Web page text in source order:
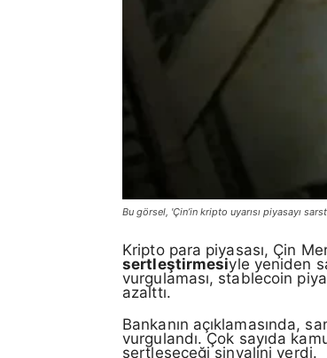
Bu görsel, 'Çin’in kripto uyarısı piyasayı
Kripto para piyasası, Çin
sertleştirmesiyle yeniden
vurgulaması, stablecoin
azalttı.
Bankanın açıklamasında,
vurgulandı. Çok sayıda
sertleşeceği sinyalini verdi.